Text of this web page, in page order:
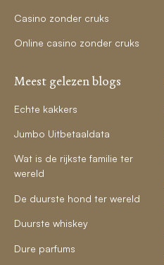
Casino zonder cruks
Online casino zonder cruks
Meest gelezen blogs
Echte kakkers
Jumbo Uitbetaaldata
Wat is de rijkste familie ter
wereld
De duurste hond ter wereld
Duurste whiskey
Dure parfums